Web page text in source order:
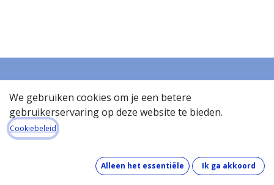
Startpagina
Over de databank
Wat kost de databank?
Wat zit er in de databank?
Hoe houden we onze gegevens up-to-date?
We gebruiken cookies om je een betere
gebruikerservaring op deze website te bieden.
Cookiebeleid
Alleen het essentiële Ik ga akkoord